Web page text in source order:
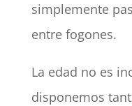
simplemente
entre fogones.
La edad no es
disponemos